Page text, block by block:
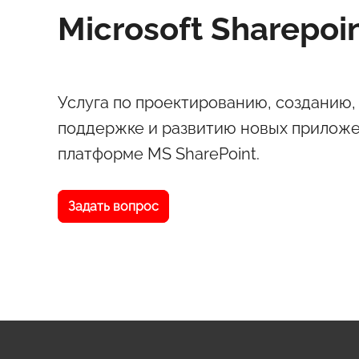
Microsoft
Услуга по проектированию, созданию,
поддержке и развитию новых
платформе MS SharePoint.
Задать вопрос